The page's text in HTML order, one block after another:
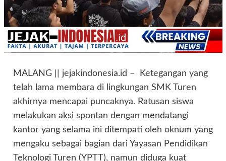
MALANG || jejakindonesia.id – Ketegangan yang
telah lama membara di lingkungan SMK Turen
akhirnya mencapai puncaknya. Ratusan siswa
melakukan aksi spontan dengan mendatangi
kantor yang selama ini ditempati oleh oknum yang
mengaku sebagai bagian dari Yayasan Pendidikan
Teknologi Turen (YPTT), namun diduga kuat